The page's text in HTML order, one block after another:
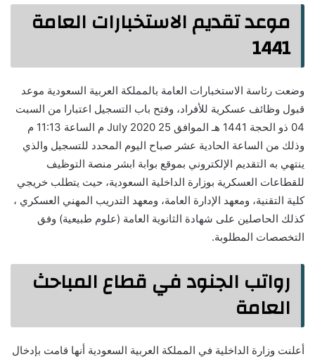
موعد تقديم الاستخبارات العامة
1441
وضعت رئاسة الاستخبارات العامة بالمملكة العربية السعودية موعد
قبول وظائف عسكرية للأفراد، وفتح باب التسجيل اعتبارا من السبت
04 ذو الحجة 1441 هـ الموافق 25 July 2020 م الساعة 11:13 م
وذلك من الساعة الحادية عشر صباح اليوم المحدد للتسجيل والذي
ينتهي به التقديم الإلكتروني بموقع بوابة ابشر منصة التوظيف
للقطاعات العسكرية بوزارة الداخلية السعودية، حيت يتطلب خريجي
كلية التقنية، ومعهد الإدارة العامة، ومعهد التدريب المهني العسكري ،
كذلك الحاصلين على شهادة الثانوية العامة (علوم طبيعية) وفق
التخصصات المطلوبة.
رواتب الجنود في قطاع المباحث
العامة
أعلنت وزارة الداخلية في المملكة العربية السعودية أنها قامت بإدخال